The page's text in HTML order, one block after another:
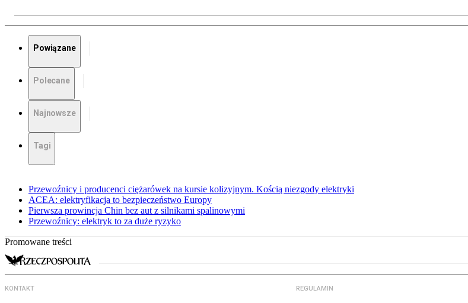
Powiązane
Polecane
Najnowsze
Tagi
Przewoźnicy i producenci ciężarówek na kursie kolizyjnym. Kością niezgody elektryki
ACEA: elektryfikacja to bezpieczeństwo Europy
Pierwsza prowincja Chin bez aut z silnikami spalinowymi
Przewoźnicy: elektryk to za duże ryzyko
Promowane treści
KONTAKT REGULAMIN